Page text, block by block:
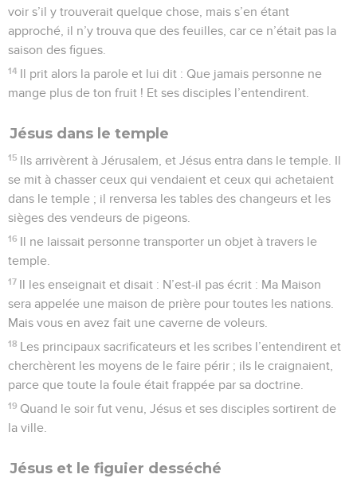
voir s’il y trouverait quelque chose, mais s’en étant
approché, il n’y trouva que des feuilles, car ce n’était pas la
saison des figues.
14 Il prit alors la parole et lui dit : Que jamais personne ne
mange plus de ton fruit ! Et ses disciples l’entendirent.
Jésus dans le temple
15 Ils arrivèrent à Jérusalem, et Jésus entra dans le temple. Il
se mit à chasser ceux qui vendaient et ceux qui achetaient
dans le temple ; il renversa les tables des changeurs et les
sièges des vendeurs de pigeons.
16 Il ne laissait personne transporter un objet à travers le
temple.
17 Il les enseignait et disait : N’est-il pas écrit : Ma Maison
sera appelée une maison de prière pour toutes les nations.
Mais vous en avez fait une caverne de voleurs.
18 Les principaux sacrificateurs et les scribes l’entendirent et
cherchèrent les moyens de le faire périr ; ils le craignaient,
parce que toute la foule était frappée par sa doctrine.
19 Quand le soir fut venu, Jésus et ses disciples sortirent de
la ville.
Jésus et le figuier desséché